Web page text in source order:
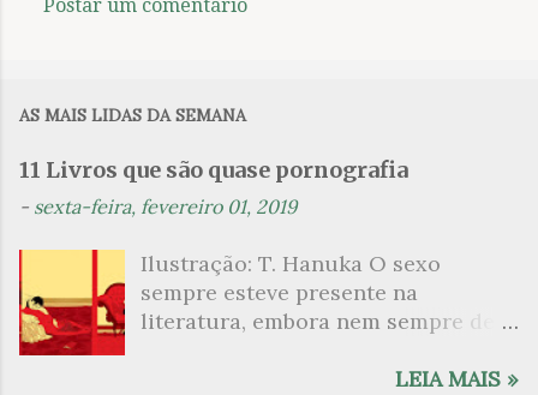
n
t
i
o
Postar um comentário
AS MAIS LIDAS DA SEMANA
11 Livros que são quase pornografia
- sexta-feira, fevereiro 01, 2019
Ilustração: T. Hanuka O sexo
sempre esteve presente na
literatura, embora nem sempre de
que mergulharam em sua própria
LEIA MAIS »